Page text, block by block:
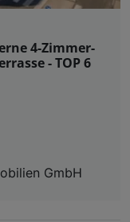
4-Zimmer-
- TOP 6
GmbH